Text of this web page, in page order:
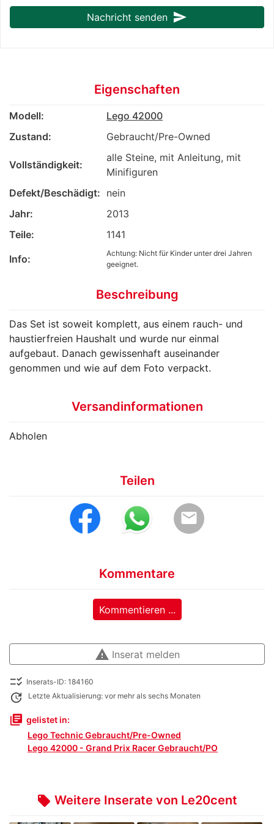
Nachricht senden send
Eigenschaften
Modell:
Lego 42000
Zustand:
Gebraucht/Pre-Owned
Vollständigkeit:
alle Steine, mit Anleitung, mit
Minifiguren
Defekt/Beschädigt: nein
Jahr:
2013
Teile:
1141
Info:
Achtung: Nicht für Kinder unter drei Jahren
geeignet.
Beschreibung
Das Set ist soweit komplett, aus einem rauch- und
haustierfreien Haushalt und wurde nur einmal
aufgebaut. Danach gewissenhaft auseinander
genommen und wie auf dem Foto verpackt.
Versandinformationen
Abholen
Teilen
email
Kommentare
Kommentieren ...
warning Inserat melden
checklist_rtl Inserats-ID: 184160
update Letzte Aktualisierung: vor mehr als sechs Monaten
library_books gelistet in:
Lego Technic Gebraucht/Pre-Owned
Lego 42000 - Grand Prix Racer Gebraucht/PO
local_offer Weitere Inserate von Le20cent